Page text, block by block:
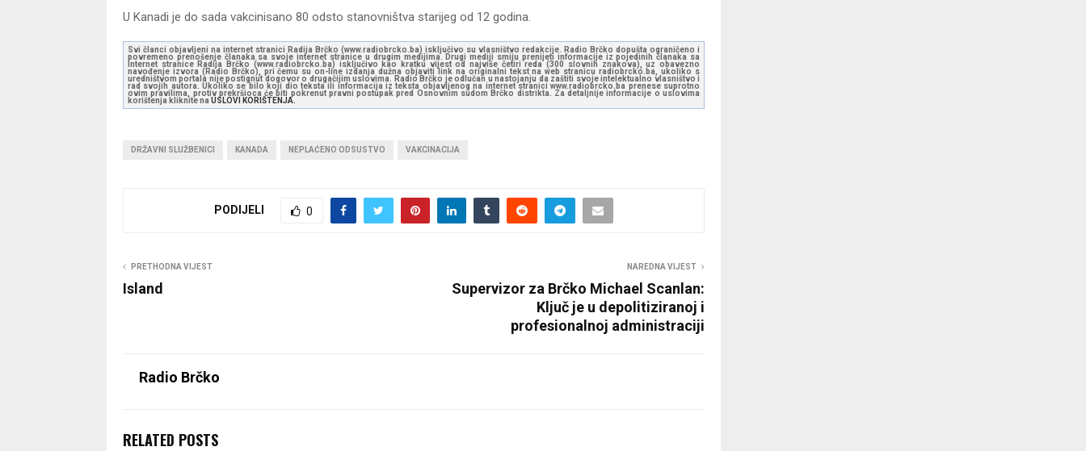
U Kanadi je do sada vakcinisano 80 odsto stanovništva starijeg od 12 godina.
Svi članci objavljeni na internet stranici Radija Brčko (www.radiobrcko.ba) isključivo su vlasništvo redakcije. Radio Brčko dopušta ograničeno i
povremeno prenošenje članaka sa svoje internet stranice u drugim medijima. Drugi mediji smiju prenijeti informacije iz pojedinih članaka sa
Internet stranice Radija Brčko (www.radiobrcko.ba) isključivo kao kratku vijest od najviše četiri reda (300 slovnih znakova), uz obavezno
navođenje izvora (Radio Brčko), pri čemu su on-line izdanja dužna objaviti link na originalni tekst na web stranicu radiobrcko.ba, ukoliko s
uredništvom portala nije postignut dogovor o drugačijim uslovima. Radio Brčko je odlučan u nastojanju da zaštiti svoje intelektualno vlasništvo i
rad svojih autora. Ukoliko se bilo koji dio teksta ili informacija iz teksta objavljenog na internet stranici www.radiobrcko.ba prenese suprotno
ovim pravilima, protiv prekršioca će biti pokrenut pravni postupak pred Osnovnim sudom Brčko distrikta. Za detaljnije informacije o uslovima
korištenja kliknite na USLOVI KORIŠTENJA.
DRŽAVNI SLUŽBENICI KANADA NEPLAĆENO ODSUSTVO VAKCINACIJA
PODIJELI 0
PRETHODNA VIJEST
Island
NAREDNA VIJEST
Supervizor za Brčko Michael Scanlan:
Ključ je u depolitiziranoj i
profesionalnoj administraciji
Radio Brčko
RELATED POSTS